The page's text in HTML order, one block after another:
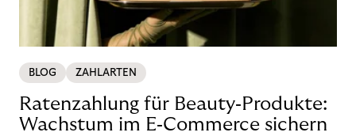
BLOG ZAHLARTEN
Ratenzahlung für Beauty‑Produkte:
Wachstum im E‑Commerce sichern